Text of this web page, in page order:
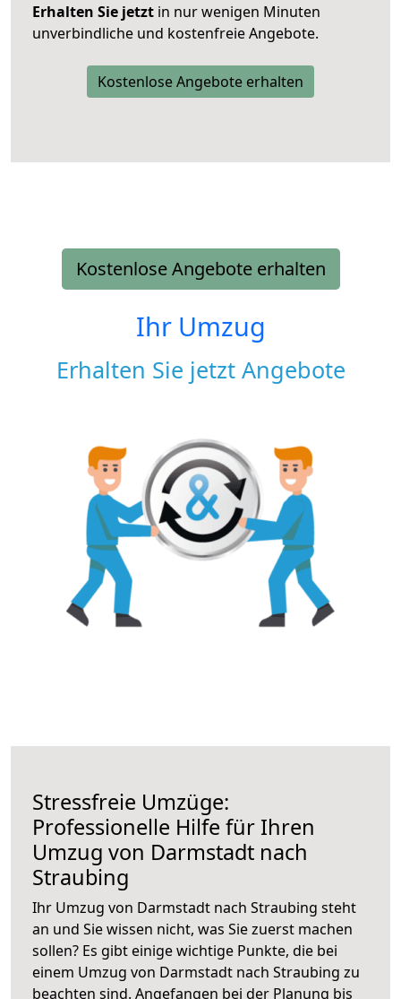
Erhalten Sie jetzt in nur wenigen Minuten
unverbindliche und kostenfreie Angebote.
Kostenlose Angebote erhalten
Kostenlose Angebote erhalten
Ihr Umzug
Erhalten Sie jetzt Angebote
Stressfreie Umzüge:
Professionelle Hilfe für Ihren
Umzug von Darmstadt nach
Straubing
Ihr Umzug von Darmstadt nach Straubing steht
an und Sie wissen nicht, was Sie zuerst machen
sollen? Es gibt einige wichtige Punkte, die bei
einem Umzug von Darmstadt nach Straubing zu
beachten sind. Angefangen bei der Planung bis